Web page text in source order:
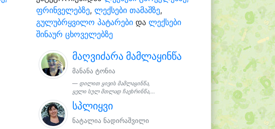
ფრინველებზე,ლექსები თამაშზე,
გულუბრყვილო პატარები დალექსები
შინაურ ცხოველებზე
მაღვიძარა მამლაყინწა
მანანა ტონია
დილით ყივის მამლაყინწა,
ყელი სულ მთლად ჩაეხრინწა,...
სპლიყვი
ნატალია ნადირაშვილი